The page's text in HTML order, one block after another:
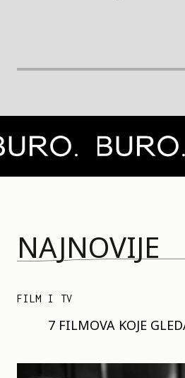
NAJNOVIJE
FILM I TV
7 FILMOVA KOJE